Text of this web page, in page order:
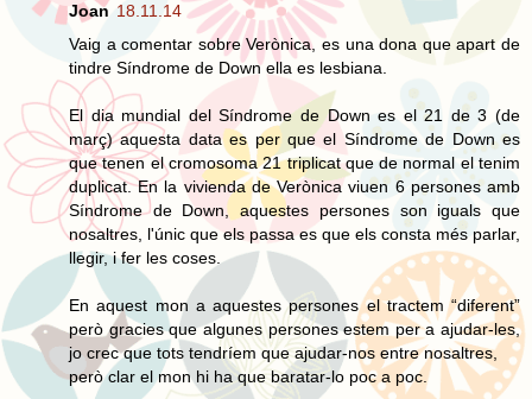
Joan 18.11.14
Vaig a comentar sobre Verònica, es una dona que apart de
tindre Síndrome de Down ella es lesbiana.
El dia mundial del Síndrome de Down es el 21 de 3 (de
març) aquesta data es per que el Síndrome de Down es
que tenen el cromosoma 21 triplicat que de normal el tenim
duplicat. En la vivienda de Verònica viuen 6 persones amb
Síndrome de Down, aquestes persones son iguals que
nosaltres, l'únic que els passa es que els consta més parlar,
llegir, i fer les coses.
En aquest mon a aquestes persones el tractem “diferent”
però gracies que algunes persones estem per a ajudar-les,
jo crec que tots tendríem que ajudar-nos entre nosaltres,
però clar el mon hi ha que baratar-lo poc a poc.